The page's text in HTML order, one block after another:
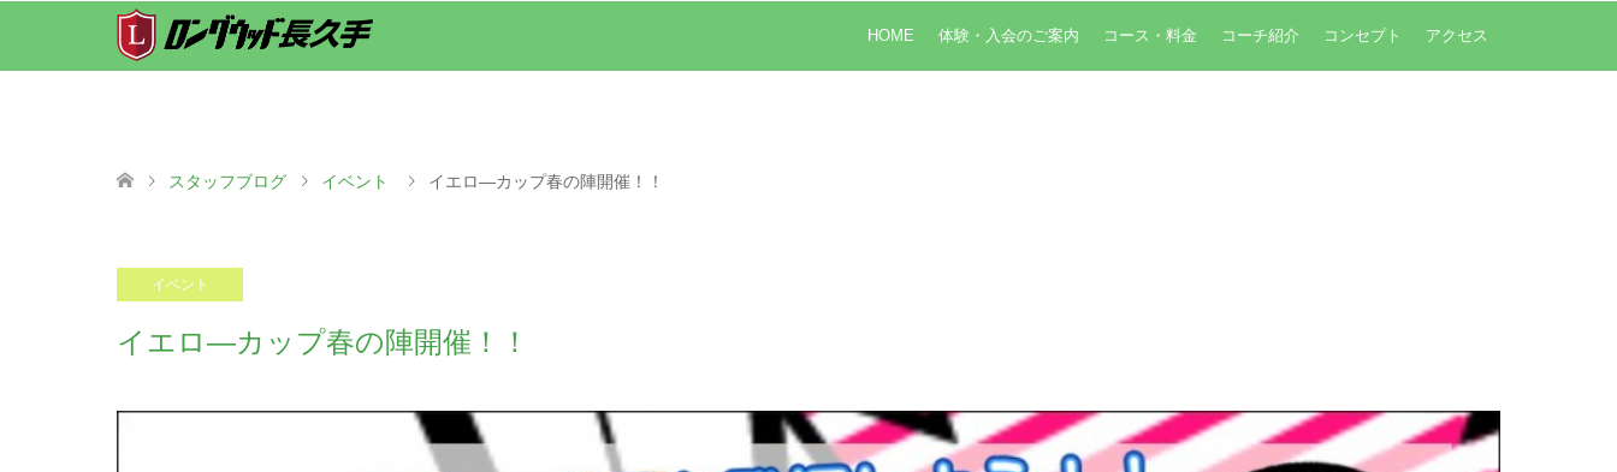
HOME 体験・入会のご案内 コース・料金 コーチ紹介 コンセプト アクセス
スタッフブログ イベント イエロ―カップ春の陣開催！！
イベント
イエロ―カップ春の陣開催！！